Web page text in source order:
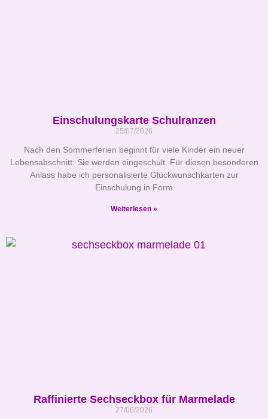
Einschulungskarte Schulranzen
25/07/2026
Nach den Sommerferien beginnt für viele Kinder ein neuer
Lebensabschnitt: Sie werden eingeschult. Für diesen besonderen
Anlass habe ich personalisierte Glückwunschkarten zur
Einschulung in Form
Weiterlesen »
Raffinierte Sechseckbox für Marmelade
27/06/2026